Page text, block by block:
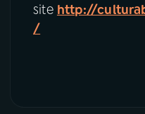
site http://
/